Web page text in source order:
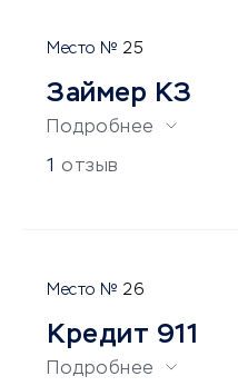
25
Займер КЗ
Подробнее
1 отзыв
26
Кредит 911
Подробнее